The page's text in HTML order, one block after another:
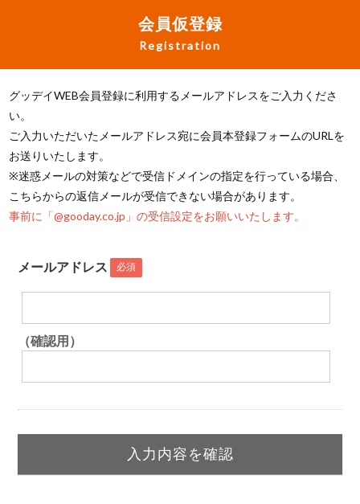
会員仮登録
Registration
グッデイWEB会員登録に利用するメールアドレスをご入力くださ
い。
ご入力いただいたメールアドレス宛に会員本登録フォームのURLを
お送りいたします。
※迷惑メールの対策などで受信ドメインの指定を行っている場合、
こちらからの返信メールが受信できない場合があります。
事前に「@gooday.co.jp」の受信設定をお願いいたします。
メールアドレス 必須
（確認用）